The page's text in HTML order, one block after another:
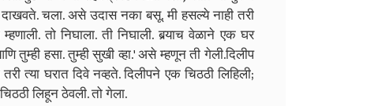
चला. असे उदास नका बसू. मी हसल्ये नाही तरी
तो निघाला. ती निघाली. बर्‍याच वेळाने एक घर
तुम्ही हसा. तुम्ही सुखी व्हा.'असे म्हणून ती गेली.दिलीप
त्या घरात दिवे नव्हते. दिलीपने एक चिठठी लिहिली;
लिहून ठेवली. तो गेला.